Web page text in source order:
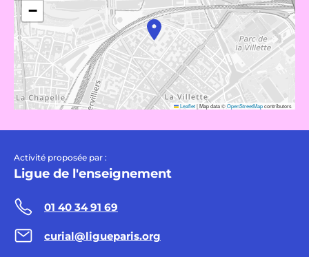
−
Leaflet|Map data ©OpenStreetMapcontributors
Activité proposée par :
Ligue de l'enseignement
01 40 34 91 69
curial@ligueparis.org